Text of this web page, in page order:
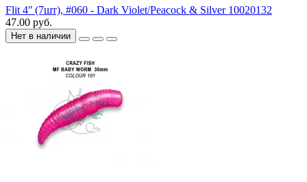
Flit 4ʺ (7шт), #060 - Dark Violet/Peacock & Silver 10020132
47.00 руб.
Нет в наличии